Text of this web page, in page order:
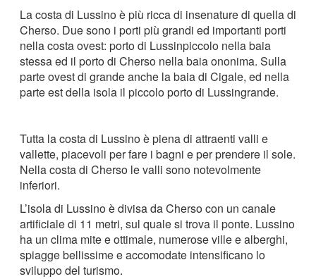
La costa di Lussino è più ricca di insenature di quella di
Cherso. Due sono i porti più grandi ed importanti porti
nella costa ovest: porto di Lussinpiccolo nella baia
stessa ed il porto di Cherso nella baia ononima. Sulla
parte ovest di grande anche la baia di Cigale, ed nella
parte est della isola il piccolo porto di Lussingrande.
Tutta la costa di Lussino è piena di attraenti valli e
vallette, piacevoli per fare i bagni e per prendere il sole.
Nella costa di Cherso le valli sono notevolmente
inferiori.
L’isola di Lussino è divisa da Cherso con un canale
artificiale di 11 metri, sul quale si trova il ponte. Lussino
ha un clima mite e ottimale, numerose ville e alberghi,
spiagge bellissime e accomodate intensificano lo
sviluppo del turismo.